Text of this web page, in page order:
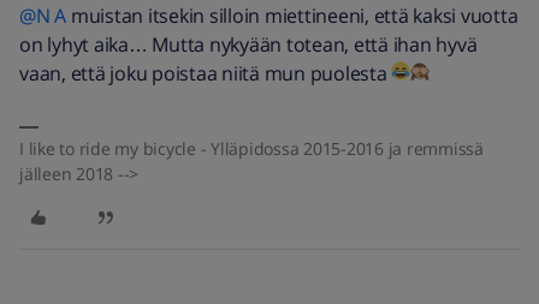
@N A muistan itsekin silloin miettineeni, että kaksi vuotta
on lyhyt aika… Mutta nykyään totean, että ihan hyvä
vaan, että joku poistaa niitä mun puolesta
I like to ride my bicycle - Ylläpidossa 2015-2016 ja remmissä
jälleen 2018 -->